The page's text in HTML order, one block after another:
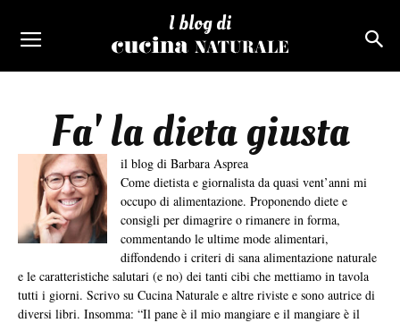
I blog di
Fa' la dieta giusta
il blog di Barbara Asprea
Come dietista e giornalista da quasi vent’anni mi
occupo di alimentazione. Proponendo diete e
consigli per dimagrire o rimanere in forma,
commentando le ultime mode alimentari,
diffondendo i criteri di sana alimentazione naturale
e le caratteristiche salutari (e no) dei tanti cibi che mettiamo in tavola
tutti i giorni. Scrivo su Cucina Naturale e altre riviste e sono autrice di
diversi libri. Insomma: “Il pane è il mio mangiare e il mangiare è il